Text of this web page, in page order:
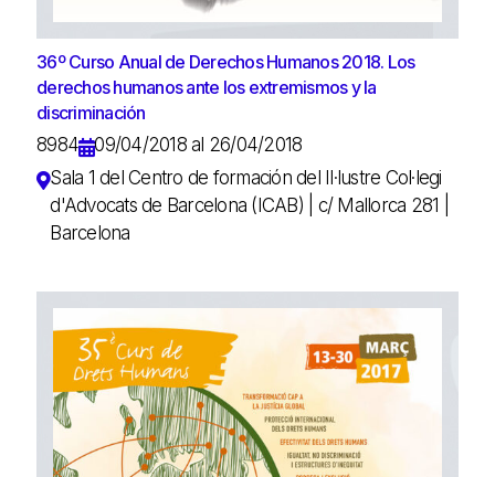
36º Curso Anual de Derechos Humanos 2018. Los
derechos humanos ante los extremismos y la
discriminación
8984
09/04/2018 al 26/04/2018
Sala 1 del Centro de formación del Il·lustre Col·legi
d'Advocats de Barcelona (ICAB) | c/ Mallorca 281 |
Barcelona